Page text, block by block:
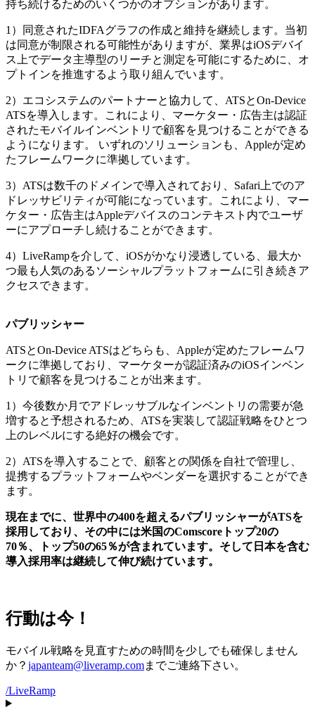
持ち続けるためのいくつかのオプションがあります。
1）同意されたIDFAグラフの作成と維持を継続します。当初
は同意が制限される可能性がありますが、業界はiOSデバイ
ス上でデータ主導型のリーチと測定を可能にするために、オ
プトインを推進するよう取り組んでいます。
2）エコシステムのパートナーと協力して、ATSとOn-Device
ATSを導入します。これにより、マーケター・広告主は認証
されたモバイルインベントリで顧客を見つけることができる
ようになります。 いずれのソリューションも、Appleが定め
たフレームワークに準拠しています。
3）ATSは数千のドメインで導入されており、Safari上でのア
ドレッサビリティが可能になっています。これにより、マー
ケター・広告主はAppleデバイスのコンテキスト内でユーザ
ーにアプローチし続けることができます。
4）LiveRampを介して、iOSがかなり浸透している、最大か
つ最も人気のあるソーシャルプラットフォームに引き続きア
クセスできます。
パブリッシャー
ATSとOn-Device ATSはどちらも、Appleが定めたフレームワ
ークに準拠しており、マーケターが認証済みのiOSインベン
トリで顧客を見つけることが出来ます。
1）今後数か月でアドレッサブルなインベントリの需要が急
増すると予想されるため、ATSを実装して認証戦略をひとつ
上のレベルにする絶好の機会です。
2）ATSを導入することで、顧客との関係を自社で管理し、
提携するプラットフォームやベンダーを選択することができ
ます。
現在までに、世界中の400を超えるパブリッシャーがATSを
採用しており、その中には米国のComscore トップ20の
70％、トップ50の65％が含まれています。そして日本を含む
導入採用率は継続して伸び続けています。
行動は今！
モバイル戦略を見直すための時間を少しでも確保しません
か？ japanteam@liveramp.comまでご連絡下さい。
/LiveRamp